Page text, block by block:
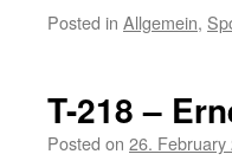
Posted in Allgemein,
T-218 –
Posted on 26. February